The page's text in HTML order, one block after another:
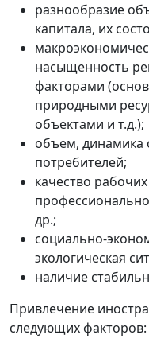
разнообразие
капитала, их
насыщенность
факторами
природными
объектами и т.д.);
объем, динамика
потребителей;
качество
др.;
социально-
экологическая
наличие
Привлечение
следующих факторов: